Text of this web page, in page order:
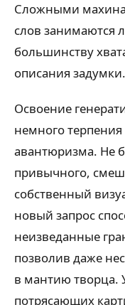
Сложными
слов занимаются
большинству
описания задумки.
Освоение
немного
авантюризма. Не
привычного,
собственный
новый запрос
неизведанные
позволив даже
в мантию творца.
потрясающих